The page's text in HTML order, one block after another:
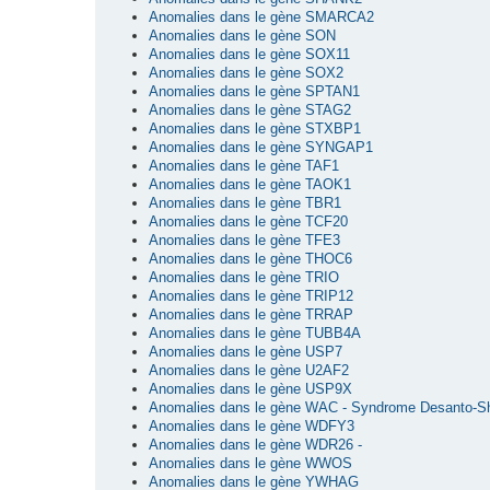
Anomalies dans le gène SMARCA2
Anomalies dans le gène SON
Anomalies dans le gène SOX11
Anomalies dans le gène SOX2
Anomalies dans le gène SPTAN1
Anomalies dans le gène STAG2
Anomalies dans le gène STXBP1
Anomalies dans le gène SYNGAP1
Anomalies dans le gène TAF1
Anomalies dans le gène TAOK1
Anomalies dans le gène TBR1
Anomalies dans le gène TCF20
Anomalies dans le gène TFE3
Anomalies dans le gène THOC6
Anomalies dans le gène TRIO
Anomalies dans le gène TRIP12
Anomalies dans le gène TRRAP
Anomalies dans le gène TUBB4A
Anomalies dans le gène USP7
Anomalies dans le gène U2AF2
Anomalies dans le gène USP9X
Anomalies dans le gène WAC - Syndrome Desanto-
Anomalies dans le gène WDFY3
Anomalies dans le gène WDR26 -
Anomalies dans le gène WWOS
Anomalies dans le gène YWHAG